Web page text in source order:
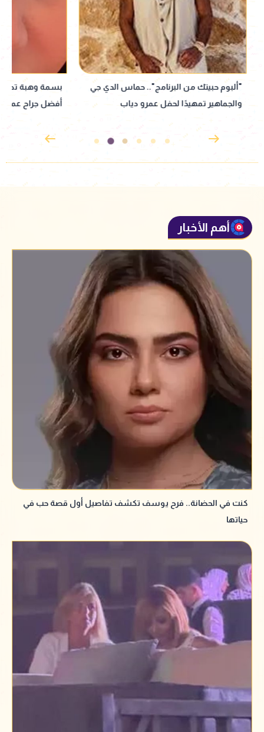
"ألبوم حبيتك من البرنامج".. حماس الدي جي
والجماهير تمهيدًا لحفل عمرو دياب
بسمة وهبة تطلب
أفضل جراح عمود
أهم الأخبار
كنت في الحضانة.. فرح يوسف تكشف تفاصيل أول قصة حب في
حياتها